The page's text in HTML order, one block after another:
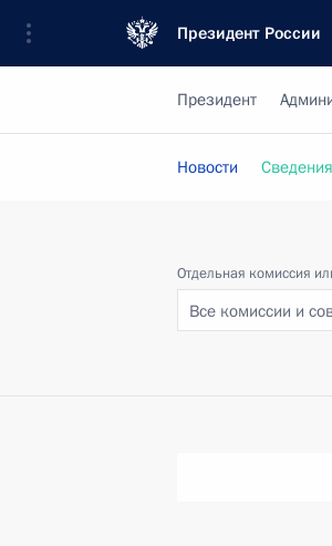
Президент России
Президент
Новости
Отдельная комиссия
Все комиссии и